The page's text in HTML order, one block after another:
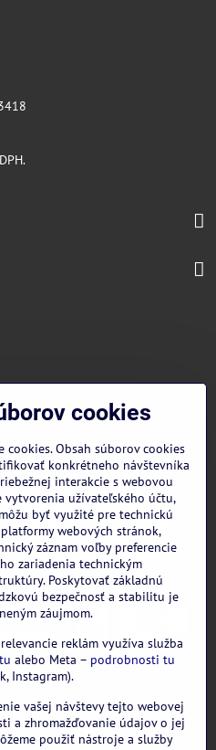
15:00)
recenzie:
cookies
cookies. Obsah súborov cookies
konkrétneho návštevníka
interakcie s webovou
vytvorenia užívateľského účtu,
byť využité pre technickú
webových stránok,
záznam voľby preferencie
zariadenia technickým
Poskytovať základnú
bezpečnosť a stabilitu je
záujmom.
reklám využíva služba
alebo Meta – podrobnosti tu
Instagram).
vašej návštevy tejto webovej
a zhromažďovanie údajov o jej
použiť nástroje a služby